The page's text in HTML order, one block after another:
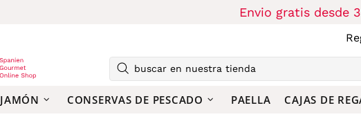
Envio gratis desde
JAMÓN CONSERVAS DE PESCADO PAELLA CAJAS DE